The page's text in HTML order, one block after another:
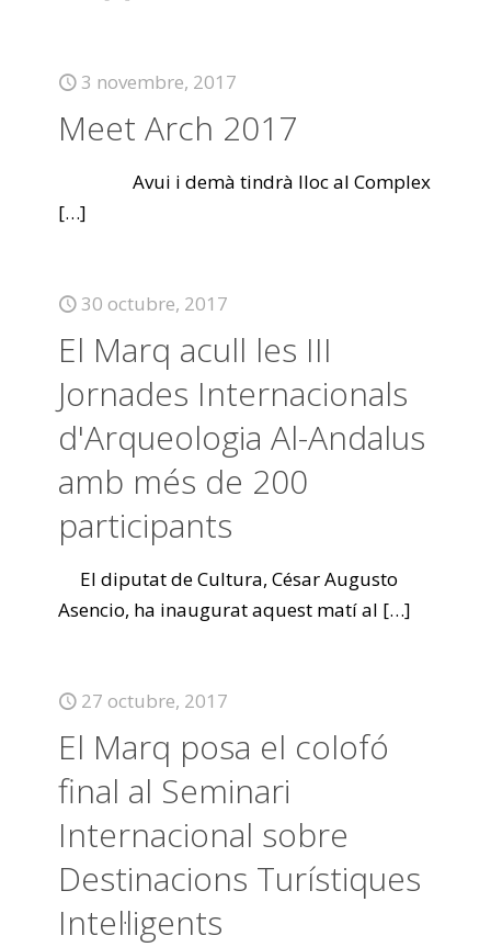
3 novembre, 2017
Meet Arch 2017
​ ​ ​ ​ ​ ​​ Avui i demà tindrà lloc al Complex
[…]
30 octubre, 2017
El Marq acull les III
Jornades Internacionals
d'Arqueologia Al-Andalus
amb més de 200
participants
El diputat de Cultura, César Augusto
Asencio, ha inaugurat aquest matí al […]
27 octubre, 2017
El Marq posa el colofó
final al Seminari
Internacional sobre
Destinacions Turístiques
Intel·ligents